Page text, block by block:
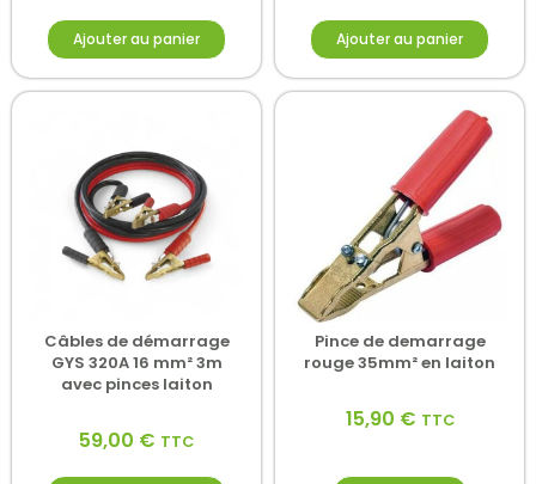
Ajouter au panier Ajouter au panier
Câbles de démarrage
GYS 320A 16 mm² 3m
avec pinces laiton
59,00 € TTC
Pince de demarrage
rouge 35mm² en laiton
15,90 € TTC